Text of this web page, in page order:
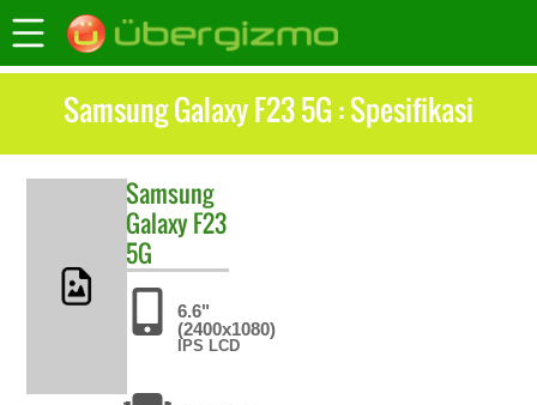
Samsung Galaxy F23 5G : Spesifikasi
Samsung
Galaxy F23
5G
6.6"
(2400x1080)
IPS LCD